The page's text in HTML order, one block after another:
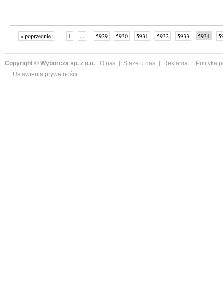
« poprzednie 1 ... 5929 5930 5931 5932 5933 5934
Copyright © Wyborcza sp. z o.o. O nas Staże u nas Reklama
Polityka
Ustawienia prywatności